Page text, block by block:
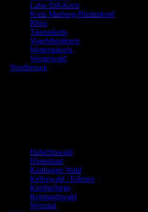
Lahn-Dill-Kreis
Kreis Marburg-Biedenkopf
Rhön
Taunuskreis
Vogelsbergkreis
Wetteraukreis
Westerwald
Nordhessen
Habichtswald
Hinterland
Kaufunger Wald
Kellerwald / Edersee
Knüllgebirge
Reinhardswald
Werratal